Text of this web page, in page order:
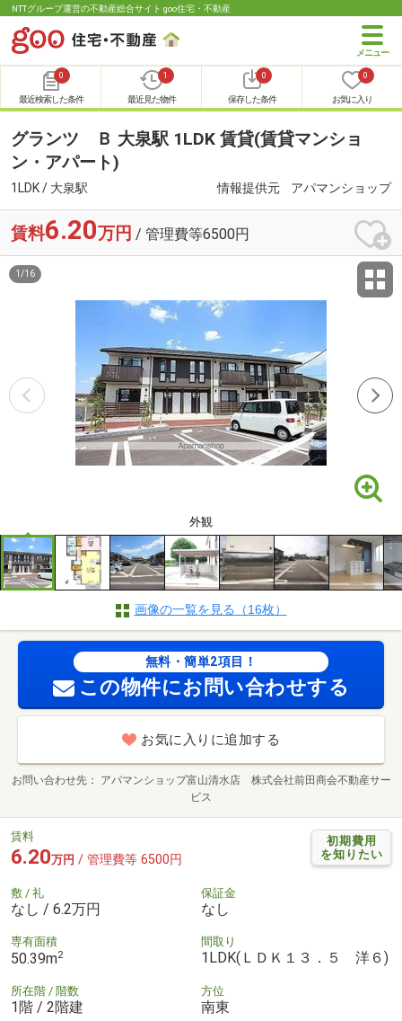
NTTグループ運営の不動産総合サイト goo住宅・不動産
0
最近検索した条件
1
最近見た物件
0
保存した条件
0
お気に入り
グランツ Ｂ 大泉駅 1LDK 賃貸(賃貸マンショ
ン・アパート)
1LDK / 大泉駅 情報提供元 アパマンショップ
賃料6.20万円 / 管理費等6500円
外観
1 /16
画像の一覧を見る（16枚）
無料・簡単2項目！
この物件にお問い合わせする
お気に入りに追加する
お問い合わせ先
アパマンショップ富山清水店 株式会社前田商会不動産サー
ビス
初期費用
を知りたい
賃料
6.20万円 / 管理費等 6500円
敷 / 礼
なし / 6.2万円
保証金
なし
専有面積
50.39m2
間取り
1LDK(ＬＤＫ１３．５ 洋６)
所在階 / 階数
1階 / 2階建
方位
南東